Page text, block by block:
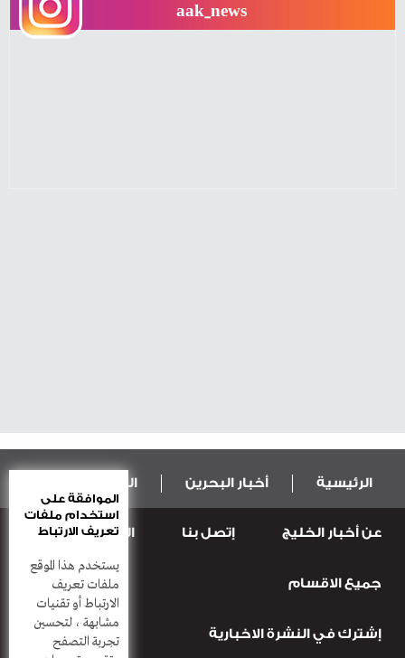
aak_news
الرئيسية أخبار البحرين المال و الاقتصاد
عربية ودولية الرياضة
قضـايــا وحـــوادث أعمدة
عن أخبار الخليج إتصل بنا المطبعة
جميع الاقسام
إشترك في النشرة الاخبارية
الموافقة على
استخدام ملفات
تعريف الارتباط
يستخدم هذا الموقع
ملفات تعريف
الارتباط أو تقنيات
مشابهة ، لتحسين
تجربة التصفح